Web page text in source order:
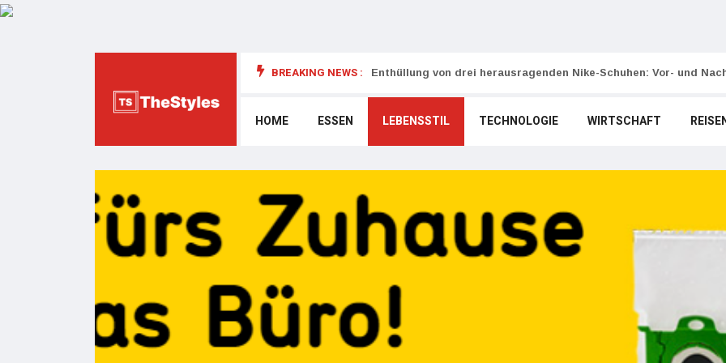
BREAKING NEWS : Enthüllung von drei herausragenden Nike-Schuhen: Vor- und
HOME ESSEN LEBENSSTIL TECHNOLOGIE WIRTSCHAFT